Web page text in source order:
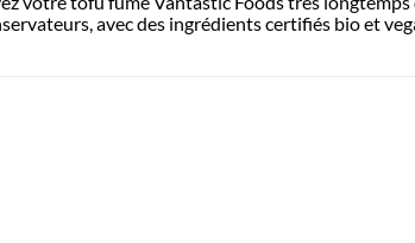
avec des ingrédients certifiés bio et